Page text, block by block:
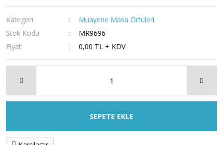
Kategori
Muayene Masa Örtüleri
Stok Kodu
MR9696
Fiyat
0,00 TL + KDV
SEPETE EKLE